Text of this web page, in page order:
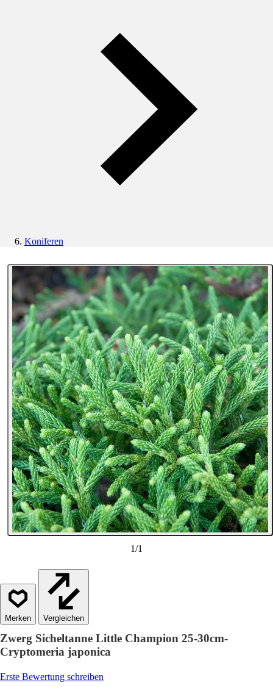
Koniferen
1/1
Vergleichen
Zwerg Sicheltanne Little Champion 25-30cm-
Cryptomeria japonica
Erste Bewertung schreiben